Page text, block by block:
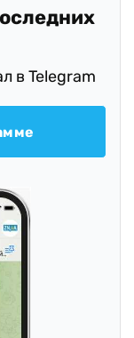
в Telegram